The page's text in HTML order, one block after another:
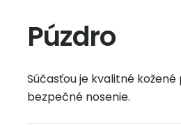
Púzdro
Súčasťou je kvalitné
bezpečné nosenie.